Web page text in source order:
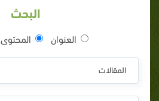
البحث
العنوان المحتوى
المقالات